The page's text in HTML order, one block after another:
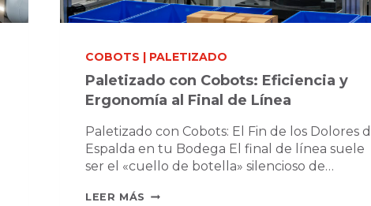
COBOTS | PALETIZADO
Paletizado con Cobots: Eficiencia y
Ergonomía al Final de Línea
Paletizado con Cobots: El Fin de los Dolores
Espalda en tu Bodega El final de línea suele
ser el «cuello de botella» silencioso de…
LEER MÁS PALETIZADO